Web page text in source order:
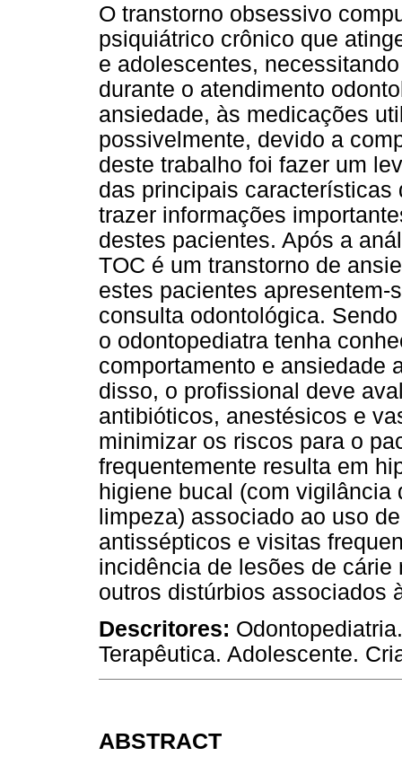
O transtorno obsessivo
psiquiátrico crônico que
e adolescentes,
durante o atendimento
ansiedade, às medicações
possivelmente, devido a
deste trabalho foi fazer um
das principais
trazer informações
destes pacientes. Após a
TOC é um transtorno de
estes pacientes
consulta odontológica.
o odontopediatra tenha
comportamento e ansiedade
disso, o profissional deve
antibióticos, anestésicos e
minimizar os riscos para o
frequentemente resulta em
higiene bucal (com vigilância
limpeza) associado ao uso
antissépticos e visitas
incidência de lesões de
outros distúrbios associados
Descritores:
Terapêutica. Adolescente.
ABSTRACT